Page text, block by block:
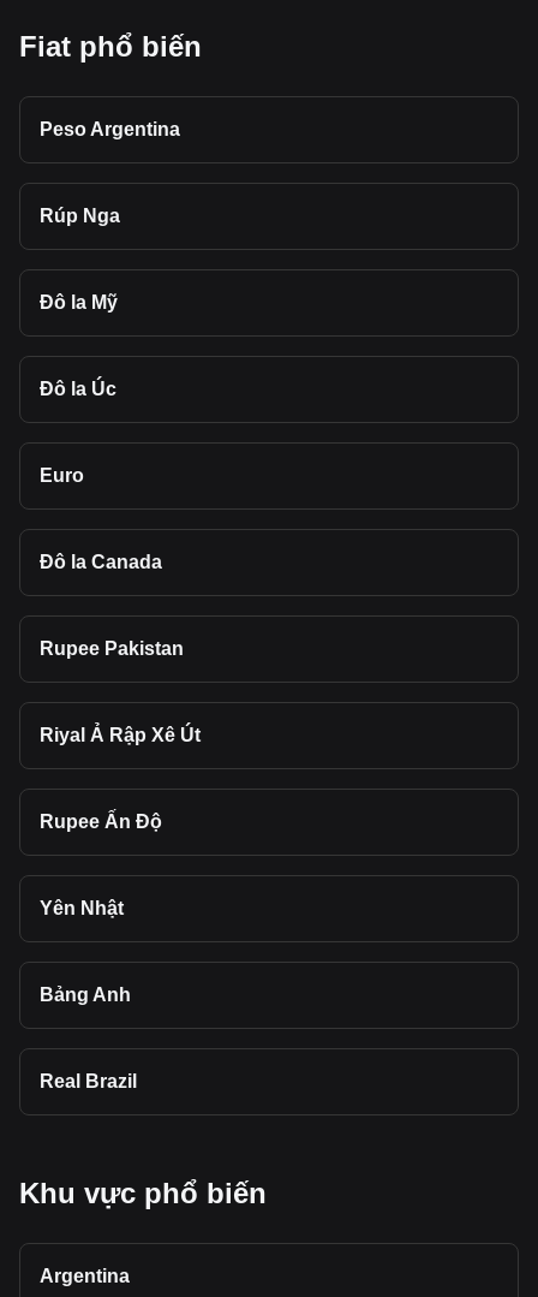
Fiat phổ biến
Peso Argentina
Rúp Nga
Đô la Mỹ
Đô la Úc
Euro
Đô la Canada
Rupee Pakistan
Riyal Ả Rập Xê Út
Rupee Ấn Độ
Yên Nhật
Bảng Anh
Real Brazil
Khu vực phổ biến
Argentina